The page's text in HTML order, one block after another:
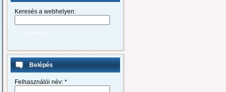
Keresés a webhelyen:
Belépés
Felhasználói név: *